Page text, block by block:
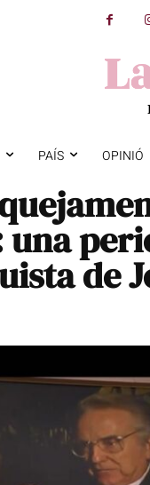
PAÍS OPINIÓ
una
de